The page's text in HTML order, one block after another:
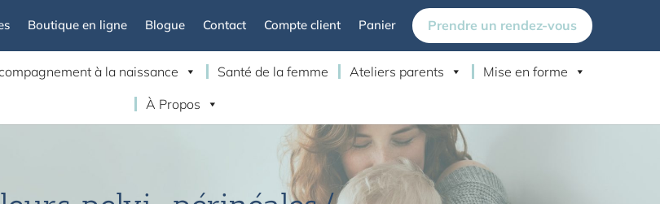
Boutique en ligne Blogue Contact Compte client Panier Prendre un rendez-vous
à la naissance Santé de la femme Ateliers parents
Mise en forme
À Propos